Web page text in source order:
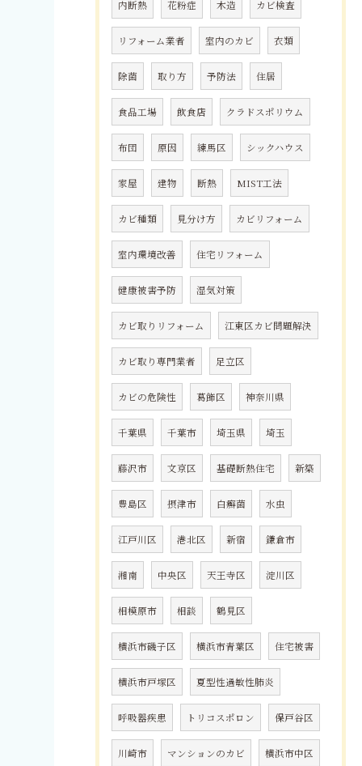
内断熱 花粉症 木造 カビ検査
リフォーム業者 室内のカビ 衣類
除菌 取り方 予防法 住居
食品工場 飲食店 クラドスポリウム
布団 原因 練馬区 シックハウス
家屋 建物 断熱 MIST工法
カビ種類 見分け方 カビリフォーム
室内環境改善 住宅リフォーム
健康被害予防 湿気対策
カビ取りリフォーム 江東区カビ問題解決
カビ取り専門業者 足立区
カビの危険性 葛飾区 神奈川県
千葉県 千葉市 埼玉県 埼玉
藤沢市 文京区 基礎断熱住宅 新築
豊島区 摂津市 白癬菌 水虫
江戸川区 港北区 新宿 鎌倉市
湘南 中央区 天王寺区 淀川区
相模原市 相談 鶴見区
横浜市磯子区 横浜市青葉区 住宅被害
横浜市戸塚区 夏型性過敏性肺炎
呼吸器疾患 トリコスポロン 保戸谷区
川崎市 マンションのカビ 横浜市中区